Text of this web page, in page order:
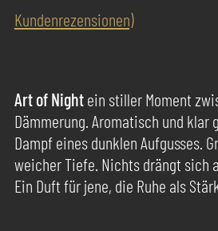
Bewertet
mit5.00
2
Kundenbewertungen
Kundenrezensionen)
Art of Nightein stiller Moment
Dämmerung. Aromatisch und klar
Dampf eines dunklen Aufgusses.
weicher Tiefe. Nichts drängt sich
Ein Duft für jene, die Ruhe als